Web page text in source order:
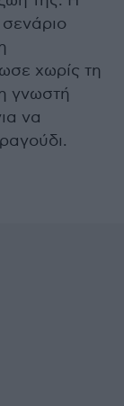
χωρίς τη
γνωστή
να